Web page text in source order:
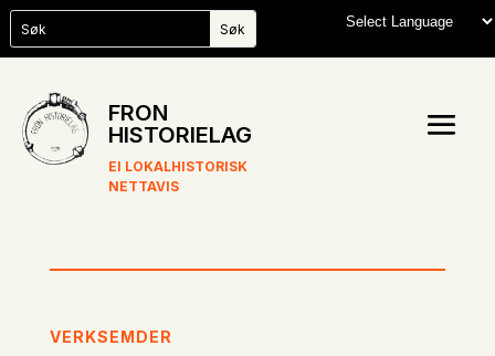
FRON
HISTORIELAG
EI LOKALHISTORISK
NETTAVIS
VERKSEMDER